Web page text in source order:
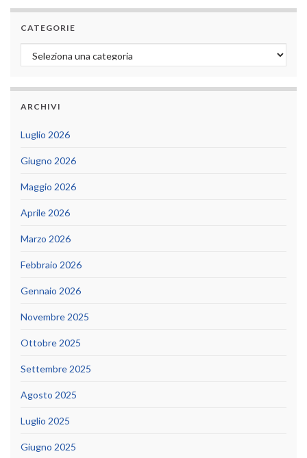
CATEGORIE
Categorie
ARCHIVI
Luglio 2026
Giugno 2026
Maggio 2026
Aprile 2026
Marzo 2026
Febbraio 2026
Gennaio 2026
Novembre 2025
Ottobre 2025
Settembre 2025
Agosto 2025
Luglio 2025
Giugno 2025